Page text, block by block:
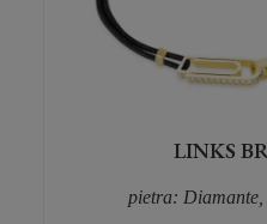
LINKS
pietra: